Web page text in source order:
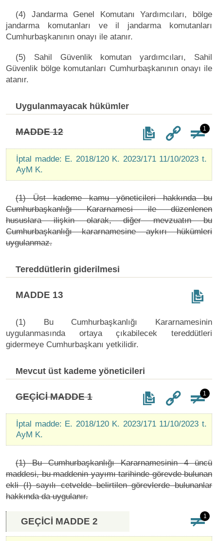
(4) Jandarma Genel Komutanı Yardımcıları, bölge
jandarma komutanları ve il jandarma komutanları
Cumhurbaşkanının onayı ile atanır.
(5) Sahil Güvenlik komutan yardımcıları, Sahil
Güvenlik bölge komutanları Cumhurbaşkanının onayı ile
atanır.
Uygulanmayacak hükümler
MADDE 12 1
İptal madde: E. 2018/120 K. 2023/171 11/10/2023 t.
AyM K.
(1) Üst kademe kamu yöneticileri hakkında bu
Cumhurbaşkanlığı Kararnamesi ile düzenlenen
hususlara ilişkin olarak, diğer mevzuatın bu
Cumhurbaşkanlığı kararnamesine aykırı hükümleri
uygulanmaz.
Tereddütlerin giderilmesi
MADDE 13
(1) Bu Cumhurbaşkanlığı Kararnamesinin
uygulanmasında ortaya çıkabilecek tereddütleri
gidermeye Cumhurbaşkanı yetkilidir.
Mevcut üst kademe yöneticileri
GEÇİCİ MADDE 1 1
İptal madde: E. 2018/120 K. 2023/171 11/10/2023 t.
AyM K.
(1) Bu Cumhurbaşkanlığı Kararnamesinin 4 üncü
maddesi, bu maddenin yayımı tarihinde görevde bulunan
ekli (I) sayılı cetvelde belirtilen görevlerde bulunanlar
hakkında da uygulanır.
GEÇİCİ MADDE 2 1